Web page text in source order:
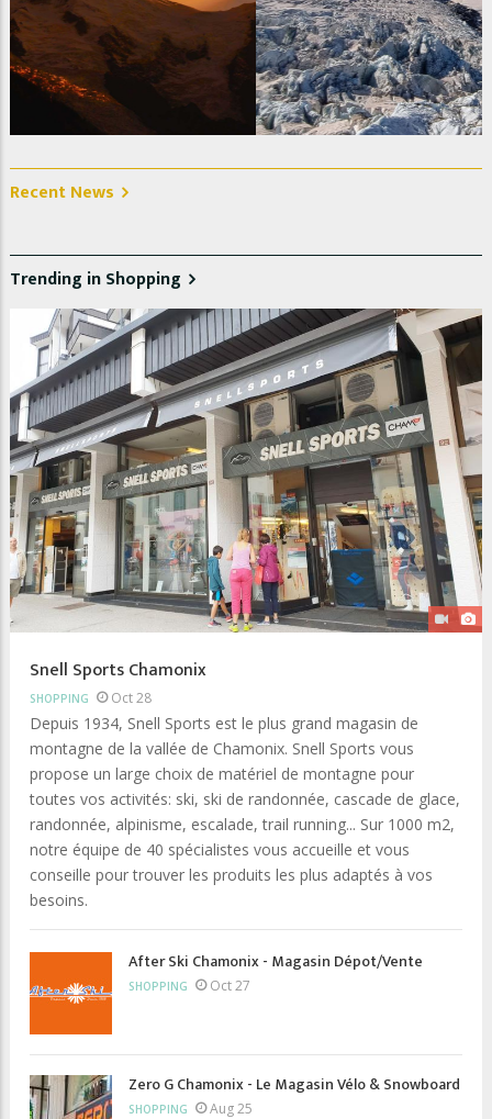
La Jonction, Glacier des Bossons et Taconnaz. Photo @
Christelle Jeanniot
Recent News
Trending in Shopping
Snell Sports Chamonix
SHOPPING Oct 28
Depuis 1934, Snell Sports est le plus grand magasin de
montagne de la vallée de Chamonix. Snell Sports vous
propose un large choix de matériel de montagne pour
toutes vos activités: ski, ski de randonnée, cascade de glace,
randonnée, alpinisme, escalade, trail running... Sur 1000 m2,
notre équipe de 40 spécialistes vous accueille et vous
conseille pour trouver les produits les plus adaptés à vos
besoins.
After Ski Chamonix - Magasin Dépot/Vente
SHOPPING Oct 27
Zero G Chamonix - Le Magasin Vélo & Snowboard
SHOPPING Aug 25